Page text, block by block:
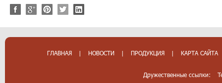
ГЛАВНАЯ | НОВОСТИ | ПРОДУКЦИЯ | КАРТА САЙТА
Дружественные ссылки: